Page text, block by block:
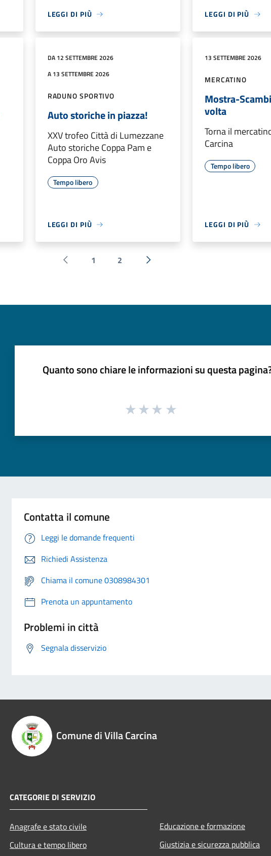
LEGGI DI PIÙ LEGGI DI PIÙ
DA 12 SETTEMBRE 2026
A 13 SETTEMBRE 2026
RADUNO SPORTIVO
Auto storiche in piazza!
XXV trofeo Città di Lumezzane
Auto storiche Coppa Pam e
Coppa Oro Avis
Tempo libero
LEGGI DI PIÙ
13 SETTEMBRE 2026
MERCATINO
Mostra-
volta
Torna il
Carcina
Tempo libero
LEGGI DI PIÙ
Pagina precedente
1 2
Successiva »
Quanto sono chiare le informazioni su questa
Contatta il comune
Leggi le domande frequenti
Richiedi Assistenza
Chiama il comune 0308984301
Prenota un appuntamento
Problemi in città
Segnala disservizio
Comune di Villa Carcina
CATEGORIE DI SERVIZIO
Anagrafe e stato civile
Cultura e tempo libero
Educazione e formazione
Giustizia e sicurezza pubblica